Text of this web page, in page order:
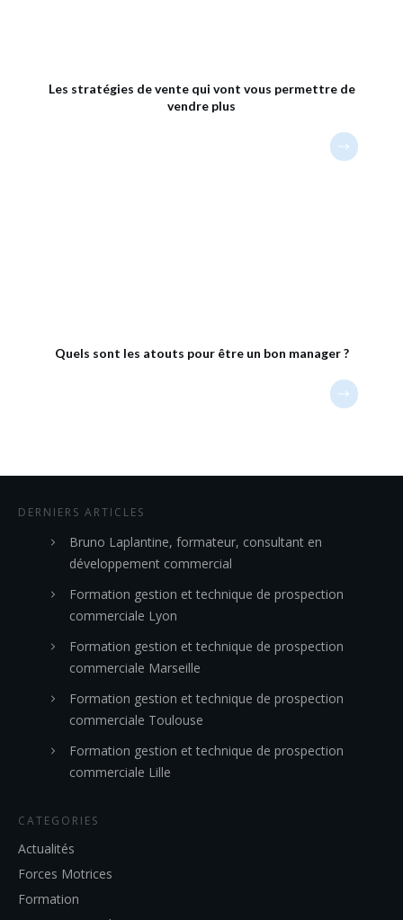
Les stratégies de vente qui vont vous permettre de
vendre plus
Quels sont les atouts pour être un bon manager ?
DERNIERS ARTICLES
Bruno Laplantine, formateur, consultant en
développement commercial
Formation gestion et technique de prospection
commerciale Lyon
Formation gestion et technique de prospection
commerciale Marseille
Formation gestion et technique de prospection
commerciale Toulouse
Formation gestion et technique de prospection
commerciale Lille
CATEGORIES
Actualités
Forces Motrices
Formation